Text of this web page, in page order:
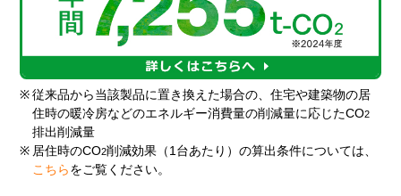
※ 従来品から当該製品に置き換えた場合の、住宅や建築物の居
住時の暖冷房などのエネルギー消費量の削減量に応じたCO2
排出削減量
※ 居住時のCO2削減効果（1台あたり）の算出条件については、
こちら をご覧ください。